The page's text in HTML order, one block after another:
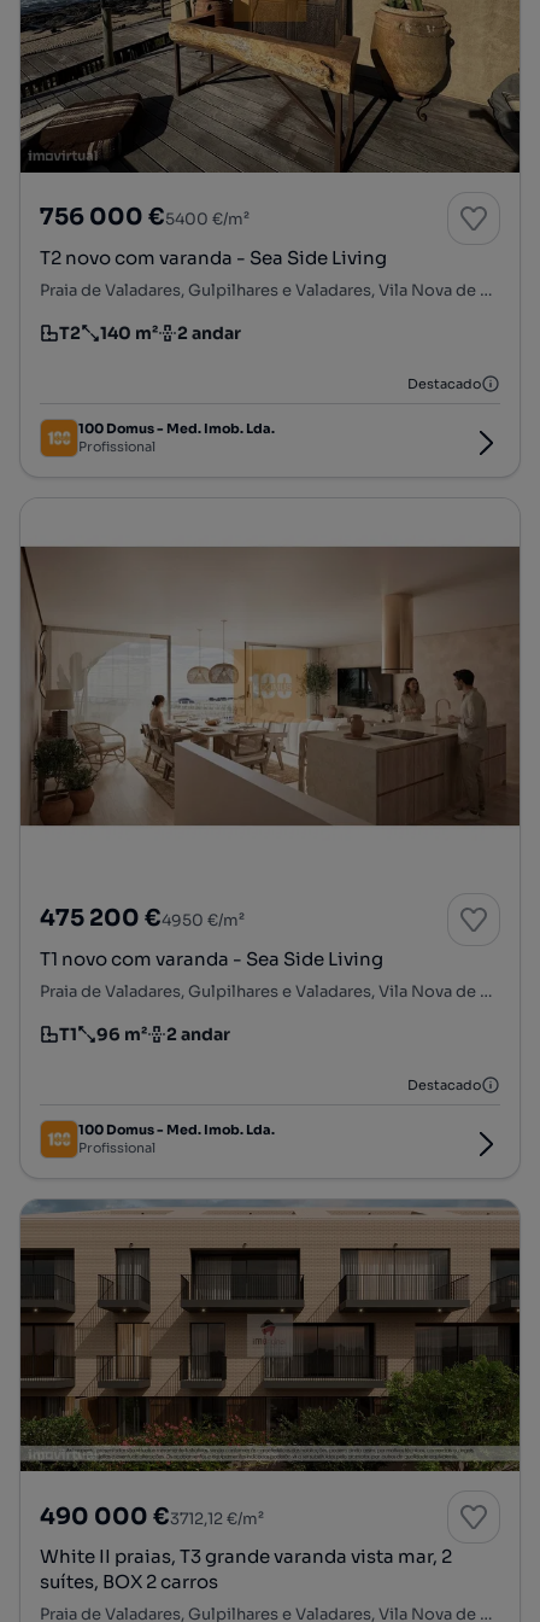
756 000 €5400 €/m²
T2 novo com varanda - Sea Side Living
Praia de Valadares, Gulpilhares e Valadares, Vila Nova de Gaia, Porto
Tipologia
T2
Preço por metro quadrado
140 m²
Andar 2 andar
Destacado
100 Domus - Med. Imob. Lda.
Profissional
475 200 €4950 €/m²
T1 novo com varanda - Sea Side Living
Praia de Valadares, Gulpilhares e Valadares, Vila Nova de Gaia, Porto
Tipologia
T1
Preço por metro quadrado
96 m²
Andar 2 andar
Destacado
100 Domus - Med. Imob. Lda.
Profissional
490 000 €3712,12 €/m²
White II praias, T3 grande varanda vista mar, 2
suítes, BOX 2 carros
Praia de Valadares, Gulpilhares e Valadares, Vila Nova de Gaia, Porto